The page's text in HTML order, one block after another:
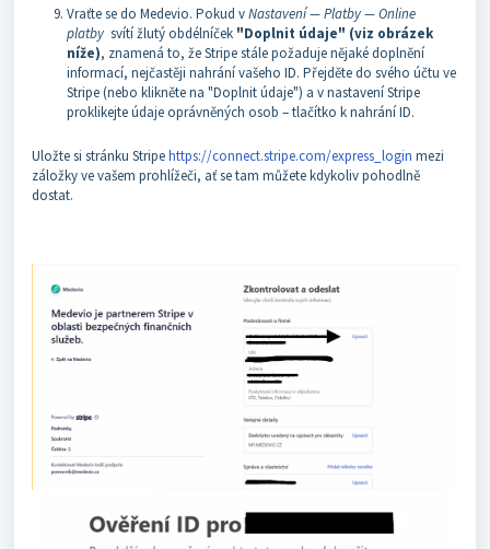
Vraťte se do Medevio. Pokud vNastavení — Platby — Online
platby svítí žlutý obdélníček "Doplnit údaje" (viz obrázek
níže), znamená to, že Stripe stále požaduje nějaké doplnění
informací, nejčastěji nahrání vašeho ID. Přejděte do svého účtu ve
Stripe (nebo klikněte na "Doplnit údaje") a v nastavení Stripe
proklikejte údaje oprávněných osob – tlačítko k nahrání ID.
Uložte si stránku Stripehttps://connect.stripe.com/express_login mezi
záložky ve vašem prohlížeči, ať se tam můžete kdykoliv pohodlně
dostat.